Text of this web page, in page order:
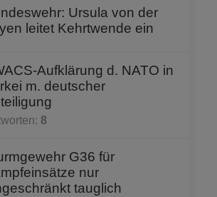
Ursula von der
leitet Kehrtwende ein
Aufklärung d. NATO in
m. deutscher
8
G36 für
nur
tauglich